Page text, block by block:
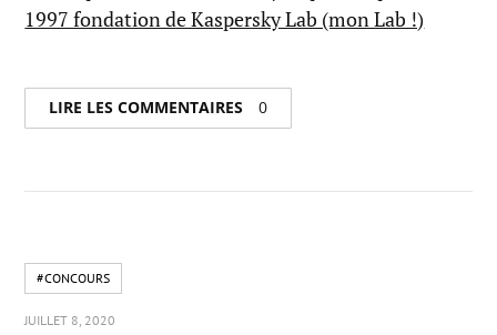
1997 fondation de Kaspersky Lab (mon Lab !)
LIRE LES COMMENTAIRES 0
#CONCOURS
JUILLET 8, 2020